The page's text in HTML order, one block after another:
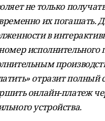
не только
их погашать.
в
отразит
онлайн-платеж
устройства.